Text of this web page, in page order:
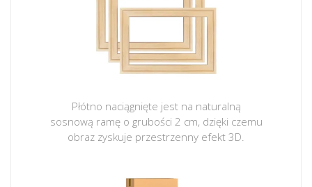
Płótno naciągnięte jest na naturalną
sosnową ramę o grubości 2 cm, dzięki czemu
obraz zyskuje przestrzenny efekt 3D.